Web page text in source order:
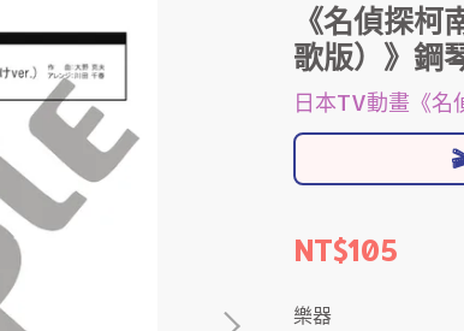
《名偵探
歌版）》鋼
日本TV動畫《名
NT$105
樂器